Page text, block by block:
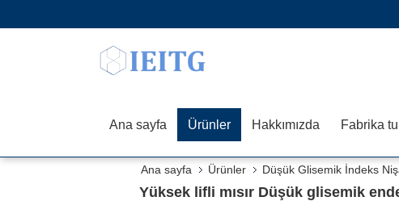
Ana sayfa Ürünler Hakkımızda Fabrika
Ana sayfa Ürünler Düşük Glisemik İndeks
Yüksek lifli mısır Düşük glisemik